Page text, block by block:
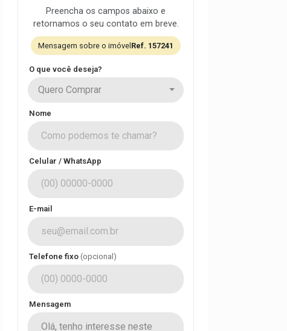
Preencha os campos abaixo e
retornamos o seu contato em breve.
Mensagem sobre o imóvel Ref. 157241
O que você deseja?
Quero Comprar
Nome
Celular / WhatsApp
E-mail
Telefone fixo (opcional)
Mensagem